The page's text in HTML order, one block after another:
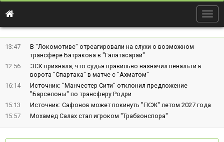
13:47
В "Локомотиве" отреагировали на слухи о возможном
трансфере Батракова в "Галатасарай"
12:56
ЭСК признала, что судья правильно назначил пенальти в
ворота "Спартака" в матче с "Ахматом"
16:14
Источник: "Манчестер Сити" отклонил предложение
"Барселоны" по трансферу Родри
15:13
Источник: Сафонов может покинуть "ПСЖ" летом 2027 года
15:57
Мохамед Салах стал игроком "Трабзонспора"